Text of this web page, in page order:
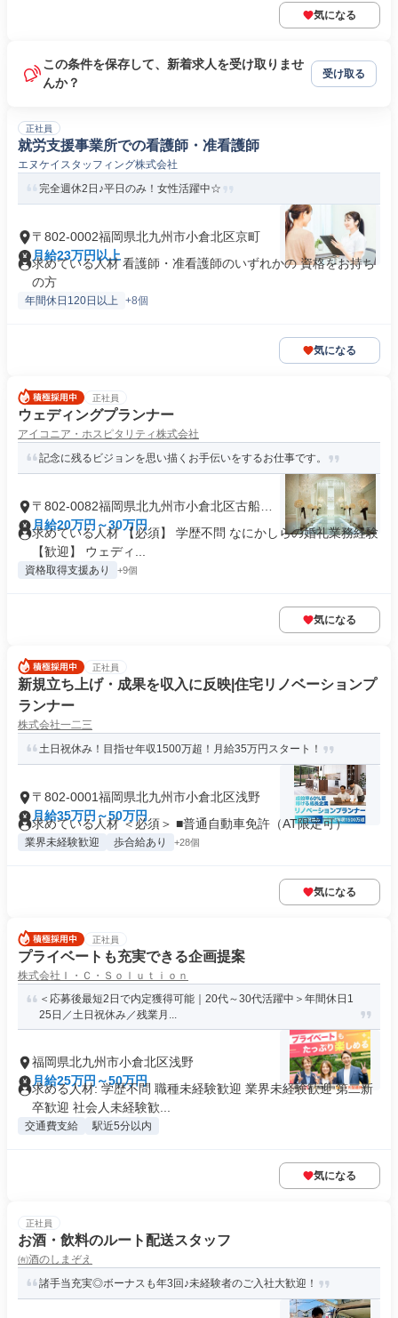
気になる
この条件を保存して、新着求人を受け取りませ
んか？
受け取る
正社員
就労支援事業所での看護師・准看護師
エヌケイスタッフィング株式会社
完全週休2日♪平日のみ！女性活躍中☆
〒802-0002福岡県北九州市小倉北区京町
月給23万円以上
求めている人材 看護師・准看護師のいずれかの 資格をお持ち
の方
年間休日120日以上 +8個
気になる
正社員
ウェディングプランナー
アイコニア・ホスピタリティ株式会社
記念に残るビジョンを思い描くお手伝いをするお仕事です。
〒802-0082福岡県北九州市小倉北区古船場
町
月給20万円～30万円
求めている人材 【必須】 学歴不問 なにかしらの婚礼業務経験
【歓迎】 ウェディ...
資格取得支援あり +9個
気になる
正社員
新規立ち上げ・成果を収入に反映|住宅リノベーションプ
ランナー
株式会社一二三
土日祝休み！目指せ年収1500万超！月給35万円スタート！
〒802-0001福岡県北九州市小倉北区浅野
月給35万円～50万円
求めている人材 ＜必須＞ ■普通自動車免許（AT限定可）
業界未経験歓迎 歩合給あり +28個
気になる
正社員
プライベートも充実できる企画提案
株式会社Ｉ・Ｃ・Ｓｏｌｕｔｉｏｎ
＜応募後最短2日で内定獲得可能｜20代～30代活躍中＞年間休日1
25日／土日祝休み／残業月...
福岡県北九州市小倉北区浅野
月給25万円～50万円
求める人材: 学歴不問 職種未経験歓迎 業界未経験歓迎 第二新
卒歓迎 社会人未経験歓...
交通費支給 駅近5分以内
気になる
正社員
お酒・飲料のルート配送スタッフ
㈲酒のしまぞえ
諸手当充実◎ボーナスも年3回♪未経験者のご入社大歓迎！